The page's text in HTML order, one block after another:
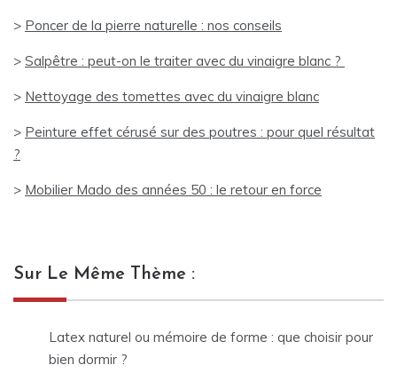
> Poncer de la pierre naturelle : nos conseils
> Salpêtre : peut-on le traiter avec du vinaigre blanc ?
> Nettoyage des tomettes avec du vinaigre blanc
> Peinture effet cérusé sur des poutres : pour quel résultat
?
> Mobilier Mado des années 50 : le retour en force
Sur Le Même Thème :
Latex naturel ou mémoire de forme : que choisir pour
bien dormir ?